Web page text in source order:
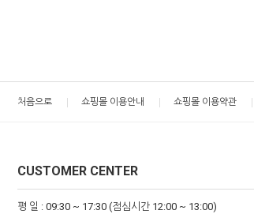
처음으로 쇼핑몰 이용안내 쇼핑몰 이용약관
CUSTOMER CENTER
평 일 : 09:30 ~ 17:30 (점심시간 12:00 ~ 13:00)